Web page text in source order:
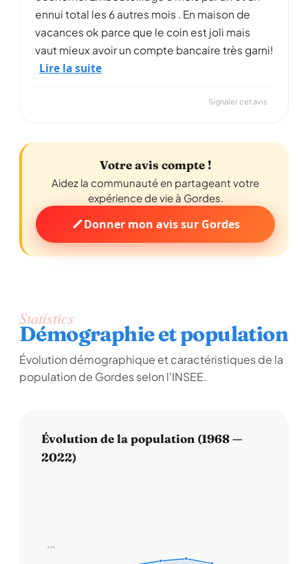
ennui total les 6 autres mois . En maison de
vacances ok parce que le coin est joli mais
vaut mieux avoir un compte bancaire très garni!
Lire la suite
Signaler cet avis
Votre avis compte !
Aidez la communauté en partageant votre
expérience de vie à Gordes.
Donner mon avis sur Gordes
Statistics
Démographie et population
Évolution démographique et caractéristiques de la
population de Gordes selon l'INSEE.
Évolution de la population (1968 —
2022)
2,3 k